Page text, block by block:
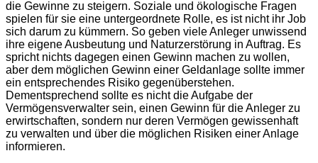
die Gewinne zu steigern. Soziale und ökologische Fragen
spielen für sie eine untergeordnete Rolle, es ist nicht ihr Job
sich darum zu kümmern. So geben viele Anleger unwissend
ihre eigene Ausbeutung und Naturzerstörung in Auftrag. Es
spricht nichts dagegen einen Gewinn machen zu wollen,
aber dem möglichen Gewinn einer Geldanlage sollte immer
ein entsprechendes Risiko gegenüberstehen.
Dementsprechend sollte es nicht die Aufgabe der
Vermögensverwalter sein, einen Gewinn für die Anleger zu
erwirtschaften, sondern nur deren Vermögen gewissenhaft
zu verwalten und über die möglichen Risiken einer Anlage
informieren.